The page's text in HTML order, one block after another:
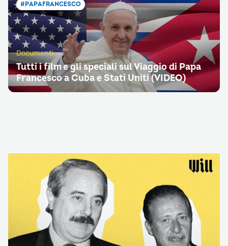
#PAPAFRANCESCO
Documenti
Tutti i film e gli speciali sul Viaggio di Papa
Francesco a Cuba e Stati Uniti (VIDEO)